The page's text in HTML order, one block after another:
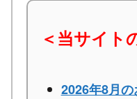
＜当サイト
2026年8月